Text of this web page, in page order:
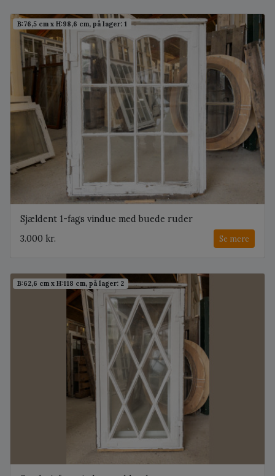
B:76,5 cm x H:98,6 cm, på lager: 1
Sjældent 1-fags vindue med buede ruder
3.000 kr.
Se mere
B:62,6 cm x H:118 cm, på lager: 2